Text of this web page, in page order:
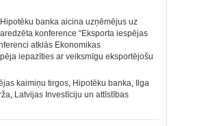
banka aicina uzņēmējus uz
konference “Eksporta iespējas
atklās Ekonomikas
iepazīties ar veiksmīgu eksportējošu
kaimiņu tirgos, Hipotēku banka,
Ilga
, Latvijas Investīciju un attīstības